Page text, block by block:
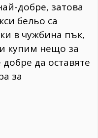
добре, затова
бельо са
в чужбина пък,
купим нещо за
да оставяте
за